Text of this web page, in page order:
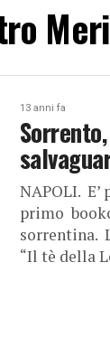
13 anni fa
NAPOLI.
primo
sorrentina.
“Il tè della